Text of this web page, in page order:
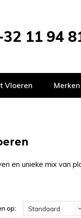
11 94
Vloeren Merken
en unieke mix van
op: Standaard